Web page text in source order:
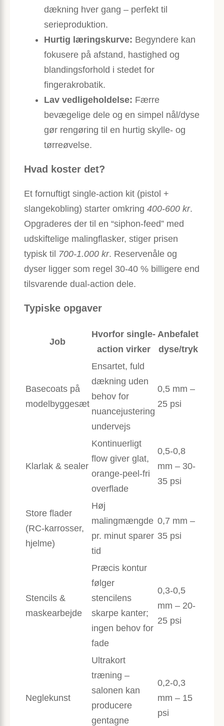
dækning hver gang – perfekt til
serieproduktion.
Hurtig læringskurve: Begyndere kan
fokusere på afstand, hastighed og
blandingsforhold i stedet for
fingerakrobatik.
Lav vedligeholdelse: Færre
bevægelige dele og en simpel nål/dyse
gør rengøring til en hurtig skylle- og
tørreøvelse.
Hvad koster det?
Et fornuftigt single-action kit (pistol +
slangekobling) starter omkring 400-600 kr.
Opgraderes der til en “siphon-feed” med
udskiftelige malingflasker, stiger prisen
typisk til 700-1.000 kr. Reservenåle og
dyser ligger som regel 30-40 % billigere end
tilsvarende dual-action dele.
Typiske opgaver
Job
Hvorfor single-
action virker
Anbefalet
dyse/tryk
Basecoats på
modelbyggesæt
Ensartet, fuld
dækning uden
behov for
nuancejustering
undervejs
0,5 mm –
25 psi
Klarlak & sealer
Kontinuerligt
flow giver glat,
orange-peel-fri
overflade
0,5-0,8
mm – 30-
35 psi
Store flader
(RC-karrosser,
hjelme)
Høj
malingmængde
pr. minut sparer
tid
0,7 mm –
35 psi
Stencils &
maske­arbejde
Præcis kontur
følger
stencilens
skarpe kanter;
ingen behov for
fade
0,3-0,5
mm – 20-
25 psi
Neglekunst
Ultrakort
træning –
salonen kan
producere
gentagne
0,2-0,3
mm – 15
psi